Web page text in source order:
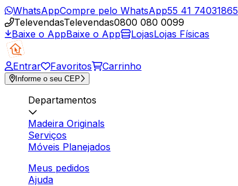
WhatsAppCompre pelo WhatsApp55 41 74031865
TelevendasTelevendas0800 080 0099
Baixe o AppBaixe o App LojasLojas Físicas
Entrar Favoritos Carrinho
Informe o seu CEP
Departamentos
Madeira Originals
Serviços
Móveis Planejados
Meus pedidos
Ajuda